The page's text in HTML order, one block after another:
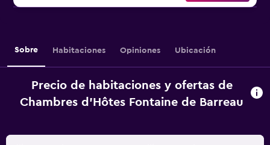
Sobre Habitaciones Opiniones Ubicación
Precio de habitaciones y ofertas de
Chambres d'Hôtes Fontaine de Barreau